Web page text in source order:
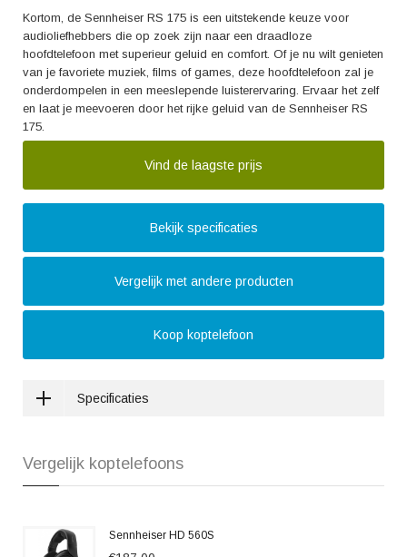
Kortom, de Sennheiser RS 175 is een uitstekende keuze voor
audioliefhebbers die op zoek zijn naar een draadloze
hoofdtelefoon met superieur geluid en comfort. Of je nu wilt genieten
van je favoriete muziek, films of games, deze hoofdtelefoon zal je
onderdompelen in een meeslepende luisterervaring. Ervaar het zelf
en laat je meevoeren door het rijke geluid van de Sennheiser RS
175.
Vind de laagste prijs
Bekijk specificaties
Vergelijk met andere producten
Koop koptelefoon
Specificaties
Vergelijk koptelefoons
Sennheiser HD 560S